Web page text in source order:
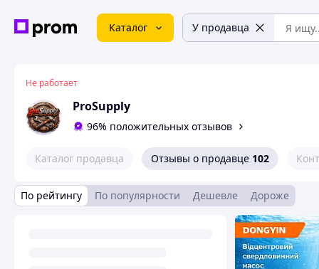
Каталог У продавца
Не работает
ProSupply
96% положительных отзывов
Каталог продавца Отзывы о продавце 102
По рейтингу По популярности Дешевле Дороже